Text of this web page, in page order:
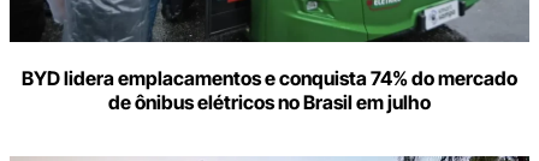
BYD lidera emplacamentos e conquista 74% do mercado
de ônibus elétricos no Brasil em julho